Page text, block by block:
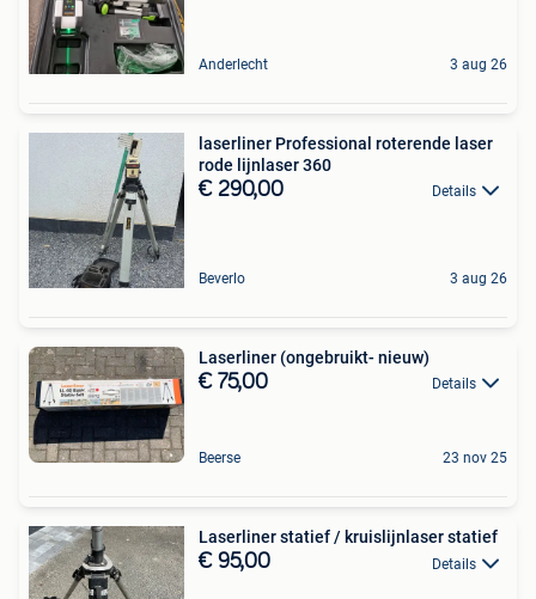
Anderlecht 3 aug 26
laserliner Professional roterende laser
rode lijnlaser 360
€ 290,00 Details
Beverlo 3 aug 26
Laserliner (ongebruikt- nieuw)
€ 75,00 Details
Beerse 23 nov 25
Laserliner statief / kruislijnlaser statief
€ 95,00 Details